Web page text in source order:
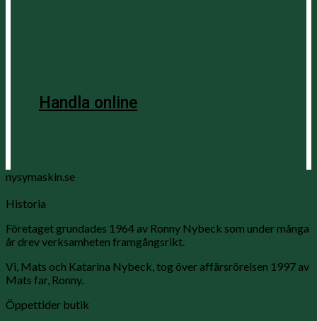
Handla online
nysymaskin.se
Historia
Företaget grundades 1964 av Ronny Nybeck som under många
år drev verksamheten framgångsrikt.
Vi, Mats och Katarina Nybeck, tog över affärsrörelsen 1997 av
Mats far, Ronny.
Öppettider butik